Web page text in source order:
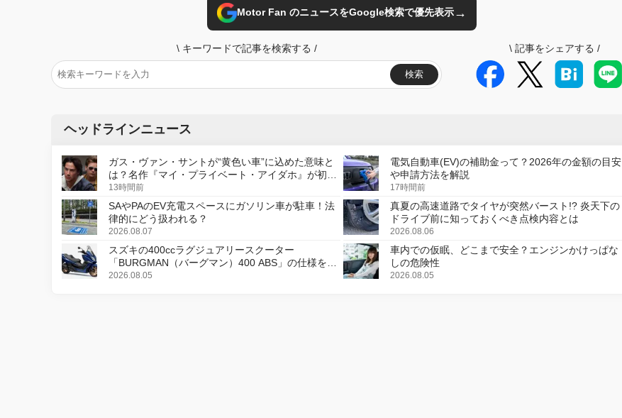
Motor Fan のニュースをGoogle検索で優先表示→
\ キーワードで記事を検索する /
検索
\ 記事をシェアする /
ヘッドラインニュース
ガス・ヴァン・サントが“黄色い車”に込めた意味と
は？名作『マイ・プライベート・アイダホ』が初の
デジタルリマスター版で復活
13時間前
電気自動車(EV)の補助金って？2026年の金額の目安
や申請方法を解説
17時間前
SAやPAのEV充電スペースにガソリン車が駐車！法
律的にどう扱われる？
2026.08.07
真夏の高速道路でタイヤが突然バースト!? 炎天下の
ドライブ前に知っておくべき点検内容とは
2026.08.06
スズキの400ccラグジュアリースクーター
「BURGMAN（バーグマン）400 ABS」の仕様を変
更し、8月18日に発売
2026.08.05
車内での仮眠、どこまで安全？エンジンかけっぱな
しの危険性
2026.08.05